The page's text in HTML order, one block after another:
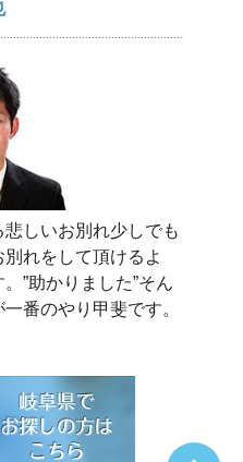
しいお別れ少しでも
れをして頂けるよ
”助かりました”そん
番のやり甲斐です。